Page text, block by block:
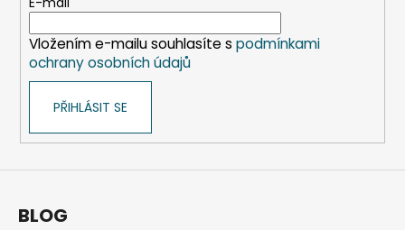
e
n
a
í
Vložením e-mailu souhlasíte s podmínkami
ochrany osobních údajů
PŘIHLÁSIT SE
BLOG